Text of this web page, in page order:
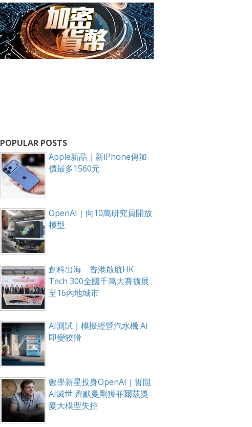
POPULAR POSTS
Apple新品｜新iPhone傳加
價最多1560元
OpenAI｜向10萬研究員開放
模型
創科出海 香港啟航HK
Tech 300全國千萬大賽擴展
至16內地城市
AI測試｜模擬經營汽水機 AI
即變狡猾
數學新星投身OpenAI｜誓阻
AI滅世 齊默曼剛獲菲爾茲獎
憂大模型失控